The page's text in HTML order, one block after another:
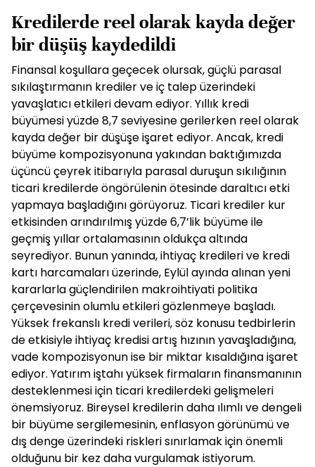
Kredilerde reel olarak kayda değer
bir düşüş kaydedildi
Finansal koşullara geçecek olursak, güçlü parasal
sıkılaştırmanın krediler ve iç talep üzerindeki
yavaşlatıcı etkileri devam ediyor. Yıllık kredi
büyümesi yüzde 8,7 seviyesine gerilerken reel olarak
kayda değer bir düşüşe işaret ediyor. Ancak, kredi
büyüme kompozisyonuna yakından baktığımızda
üçüncü çeyrek itibarıyla parasal duruşun sıkılığının
ticari kredilerde öngörülenin ötesinde daraltıcı etki
yapmaya başladığını görüyoruz. Ticari krediler kur
etkisinden arındırılmış yüzde 6,7’lik büyüme ile
geçmiş yıllar ortalamasının oldukça altında
seyrediyor. Bunun yanında, ihtiyaç kredileri ve kredi
kartı harcamaları üzerinde, Eylül ayında alınan yeni
kararlarla güçlendirilen makroihtiyati politika
çerçevesinin olumlu etkileri gözlenmeye başladı.
Yüksek frekanslı kredi verileri, söz konusu tedbirlerin
de etkisiyle ihtiyaç kredisi artış hızının yavaşladığına,
vade kompozisyonun ise bir miktar kısaldığına işaret
ediyor. Yatırım iştahı yüksek firmaların finansmanının
desteklenmesi için ticari kredilerdeki gelişmeleri
önemsiyoruz. Bireysel kredilerin daha ılımlı ve dengeli
bir büyüme sergilemesinin, enflasyon görünümü ve
dış denge üzerindeki riskleri sınırlamak için önemli
olduğunu bir kez daha vurgulamak istiyorum.